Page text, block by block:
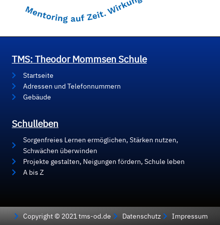
TMS: Theodor Mommsen Schule
Startseite
Adressen und Telefonnummern
Gebäude
Schulleben
Sorgenfreies Lernen ermöglichen, Stärken nutzen,
Schwächen überwinden
Projekte gestalten, Neigungen fördern, Schule leben
A bis Z
Copyright © 2021 tms-od.de Datenschutz Impressum